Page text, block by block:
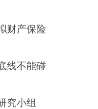
财产保险
线不能碰
究小组